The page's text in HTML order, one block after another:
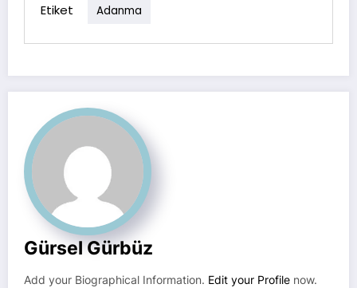
Etiket Adanma
Gürsel Gürbüz
Add your Biographical Information. Edit your Profile now.